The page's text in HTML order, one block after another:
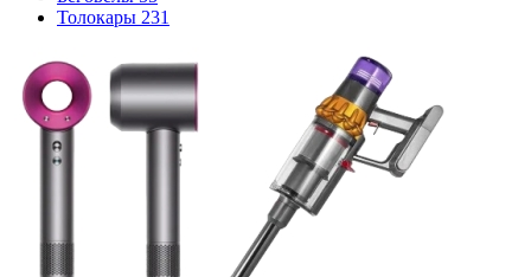
Толокары 231